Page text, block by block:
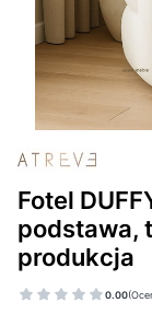
Fotel
podstawa,
produkcja
0.00